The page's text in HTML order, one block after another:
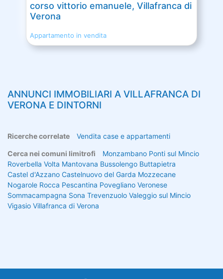
corso vittorio emanuele, Villafranca di
Verona
Appartamento in vendita
ANNUNCI IMMOBILIARI A VILLAFRANCA DI
VERONA E DINTORNI
Ricerche correlate Vendita case e appartamenti
Cerca nei comuni limitrofi Monzambano Ponti sul Mincio
Roverbella Volta Mantovana Bussolengo Buttapietra
Castel d'Azzano Castelnuovo del Garda Mozzecane
Nogarole Rocca Pescantina Povegliano Veronese
Sommacampagna Sona Trevenzuolo Valeggio sul Mincio
Vigasio Villafranca di Verona